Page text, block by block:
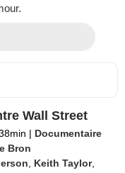
Wall Street
| Documentaire
Bron
Keith Taylor,